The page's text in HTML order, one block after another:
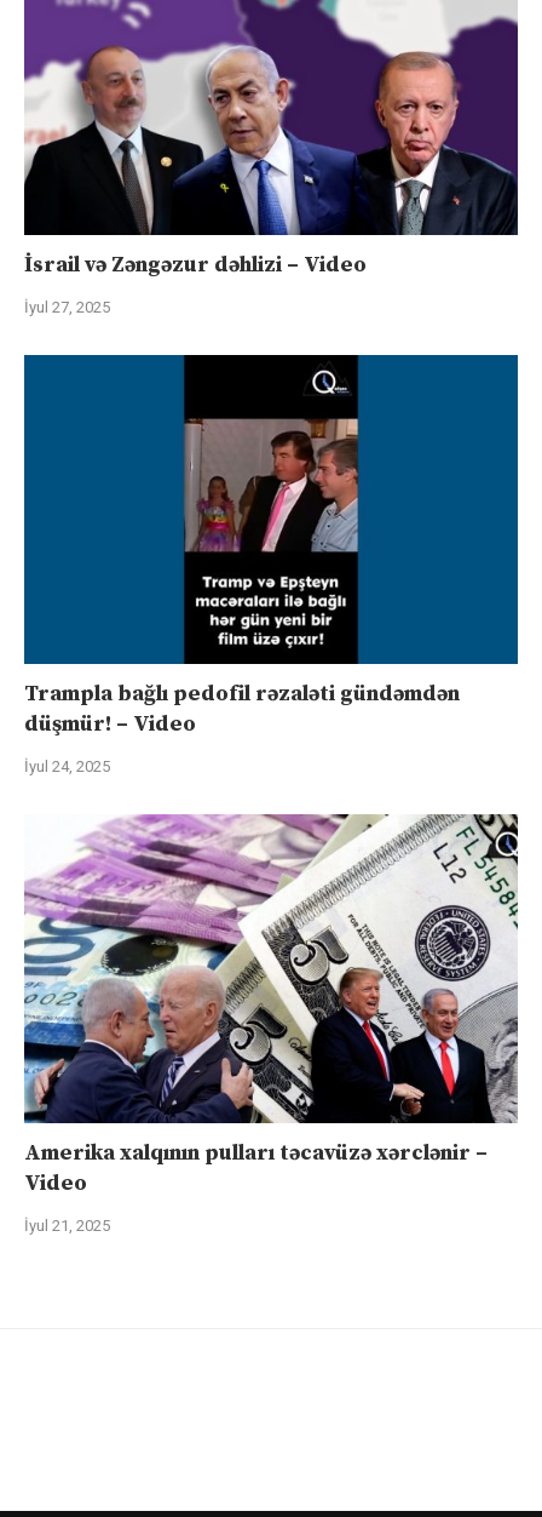
İsrail və Zəngəzur dəhlizi – Video
İyul 27, 2025
Trampla bağlı pedofil rəzaləti gündəmdən
düşmür! – Video
İyul 24, 2025
Amerika xalqının pulları təcavüzə xərclənir –
Video
İyul 21, 2025